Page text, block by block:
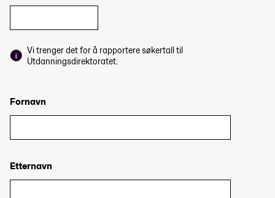
Vi trenger det for å rapportere søkertall til
Utdanningsdirektoratet.
Fornavn
Etternavn